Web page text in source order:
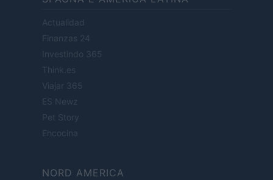
Actualidad
Finanzas 24
Investindo 365
Think.es
Viajar 365
ES Newz
Pet Story
Encocina
NORD AMERICA